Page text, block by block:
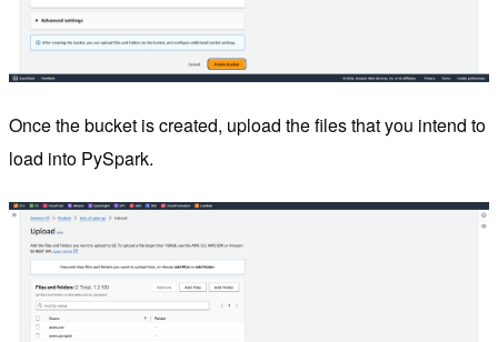
Once the bucket is created, upload the files that you intend to
load into PySpark.